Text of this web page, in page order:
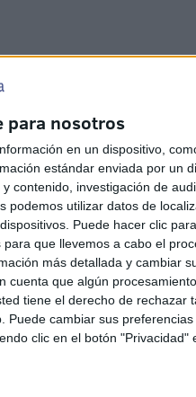
para nosotros
en un dispositivo,
estándar enviada por un
contenido, investigación de
podemos utilizar datos de
Puede hacer clic para
que llevemos a cabo el
más detallada y cambiar
cuenta que algún
tiene el derecho de rechazar
Puede cambiar sus
clic en el botón "Privacidad"